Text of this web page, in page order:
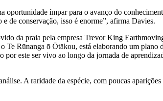
oportunidade ímpar para o avanço do
de conservação, isso é enorme”, afirma Davies.
da praia pela empresa Trevor King
Rūnanga ō Ōtākou, está elaborando um plano
este ser vivo ao longo da jornada de
A raridade da espécie, com poucas